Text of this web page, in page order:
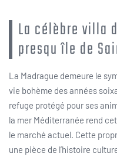
La célèbre villa
presqu île de
La Madrague demeure le
vie bohème des années
refuge protégé pour ses
la mer Méditerranée rend
le marché actuel. Cette
une pièce de l’histoire